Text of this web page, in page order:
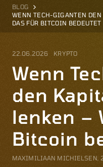
BLOG
WENN TECH-GIGANTEN
DAS FÜR BITCOIN BEDEUTET
22.06.2026 KRYPTO
Wenn
den
lenken –
Bitcoin
MAXIMILIAAN MICHIELSEN,